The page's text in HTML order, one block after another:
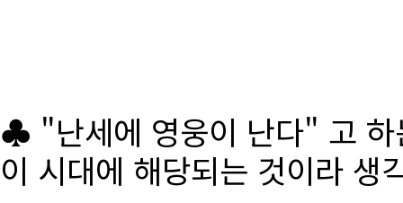
♣ "난세에 영웅이 난다" 고 하
이 시대에 해당되는 것이라 생